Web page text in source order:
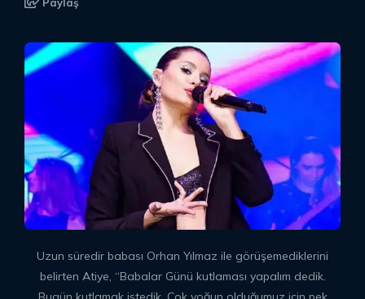
Uzun süredir babası Orhan Yılmaz ile görüşemediklerini
belirten Atiye, “Babalar Günü kutlaması yapalım dedik.